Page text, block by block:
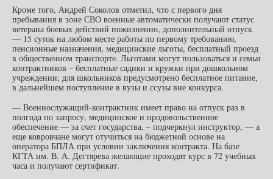
Кроме того, Андрей Соколов отметил, что с первого дня
пребывания в зоне СВО военные автоматически получают статус
ветерана боевых действий пожизненно, дополнительный отпуск
— 15 суток на любом месте работы по первому требованию,
пенсионные назначения, медицинские льготы, бесплатный проезд
в общественном транспорте. Льготами могут пользоваться и семьи
контрактников – бесплатные садики и кружки при дошкольном
учреждении; для школьников предусмотрено бесплатное питание,
в дальнейшем поступление в вузы и ссузы вне конкурса.
— Военнослужащий-контрактник имеет право на отпуск раз в
полгода по запросу, медицинское и продовольственное
обеспечение — за счет государства, – подчеркнул инструктор, — а
еще ковровчане могут отучиться на бюджетной основе на
оператора БПЛА при условии заключения контракта. На базе
КГТА им. В. А. Дегтярева желающие проходят курс в 72 учебных
часа и получают сертификат.